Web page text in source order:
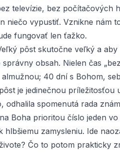
televízie, bez počítačových
niečo vypustiť. Vznikne nám
fungovať len ťažko.
pôst skutočne veľký a aby
obsah. Nielen čas
40 dní s Bohom,
je jedinečnou
odhalila spomenutá rada
Boha prioritou číslo jeden
hlbšiemu zamysleniu. Ide
Čo to potom prakticky